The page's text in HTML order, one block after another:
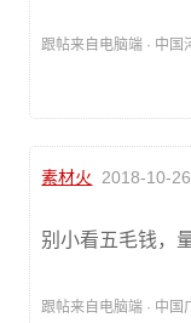
跟帖来自电脑端 · 中国
素材火 2018-10-
别小看五毛钱，
跟帖来自电脑端 · 中国